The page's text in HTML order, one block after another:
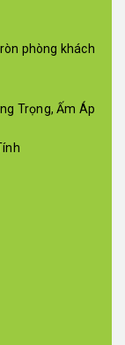
phòng khách
Trọng, Ấm Áp